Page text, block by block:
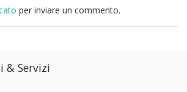
per inviare un commento.
& Servizi